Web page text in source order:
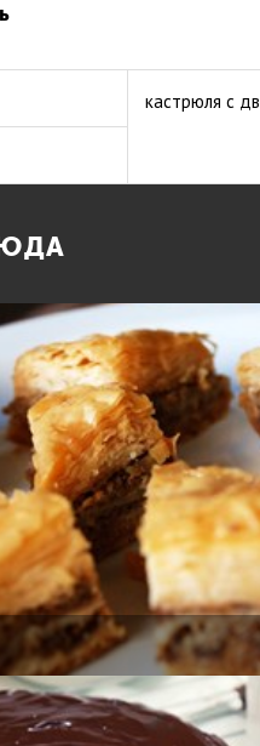
кастрюля с